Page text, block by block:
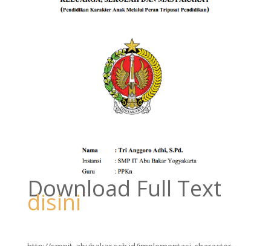
KELUARGA,
MASYARAKAT
(Pendidikan
Karakter
Pendidikan)
Download Full Text
disini